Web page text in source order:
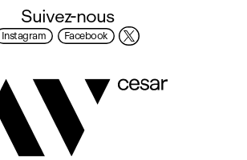
Suivez-nous
Instagram Facebook